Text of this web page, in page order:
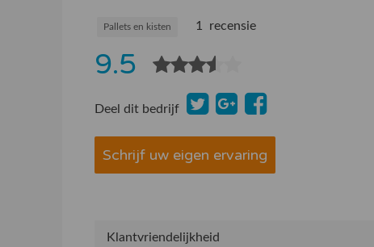
Pallets en kisten 1 recensie
9.5
Deel dit bedrijf
Schrijf uw eigen ervaring
Klantvriendelijkheid